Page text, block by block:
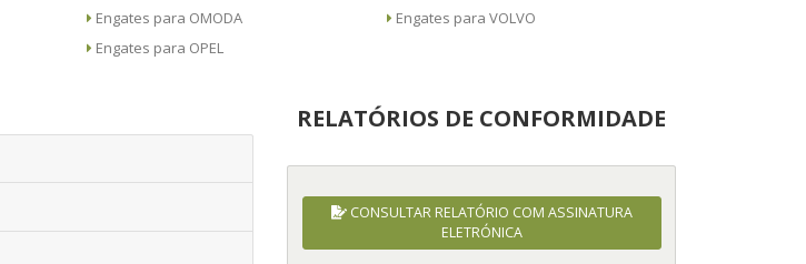
Engates para OMODA
Engates para OPEL
Engates para VOLVO
RELATÓRIOS DE CONFORMIDADE
CONSULTAR RELATÓRIO COM ASSINATURA
ELETRÓNICA